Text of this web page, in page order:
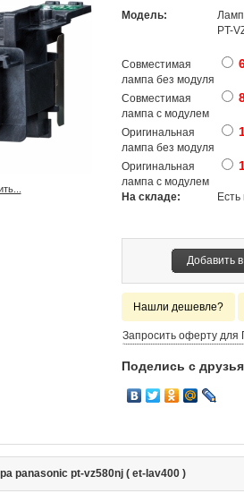
Модель:
PT-
Совместимая
лампа без модуля
Совместимая
лампа с модулем
Оригинальная
лампа без модуля
Оригинальная
лампа с модулем
На складе: Есть
Добавить
Нашли дешевле?
Запросить оферту для
Поделись с
panasonic pt-vz580nj ( et-lav400 )